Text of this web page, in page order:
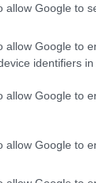
allow Google to
allow Google to
identifiers in
allow Google to
allow Google to
την
την
για
από τις